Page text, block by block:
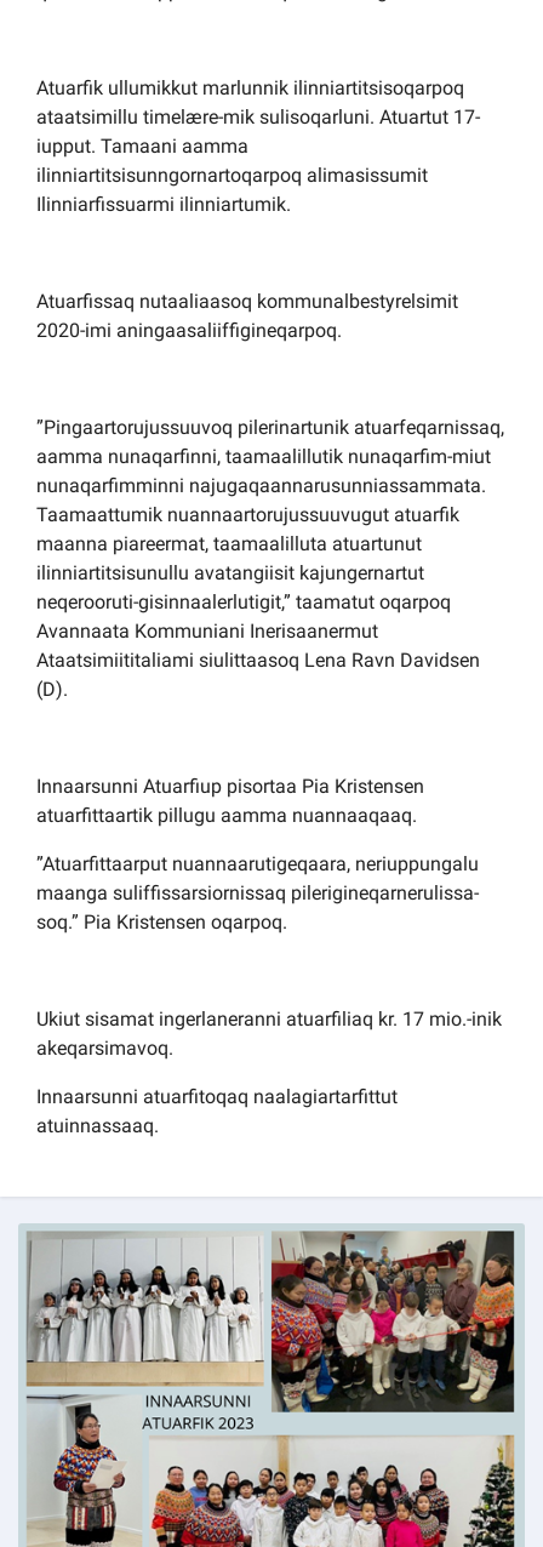
Atuarfik ullumikkut marlunnik ilinniartitsisoqarpoq
ataatsimillu timelære-mik sulisoqarluni. Atuartut 17-
iupput. Tamaani aamma
ilinniartitsisunngornartoqarpoq alimasissumit
Ilinniarfissuarmi ilinniartumik.
Atuarfissaq nutaaliaasoq kommunalbestyrelsimit
2020-imi aningaasaliiffigineqarpoq.
”Pingaartorujussuuvoq pilerinartunik atuarfeqarnissaq,
aamma nunaqarfinni, taamaalillutik nunaqarfim-miut
nunaqarfimminni najugaqaannarusunniassammata.
Taamaattumik nuannaartorujussuuvugut atuarfik
maanna piareermat, taamaalilluta atuartunut
ilinniartitsisunullu avatangiisit kajungernartut
neqerooruti-gisinnaalerlutigit,” taamatut oqarpoq
Avannaata Kommuniani Inerisaanermut
Ataatsimiititaliami siulittaasoq Lena Ravn Davidsen
(D).
Innaarsunni Atuarfiup pisortaa Pia Kristensen
atuarfittaartik pillugu aamma nuannaaqaaq.
”Atuarfittaarput nuannaarutigeqaara, neriuppungalu
maanga suliffissarsiornissaq pilerigineqarnerulissa-
soq.” Pia Kristensen oqarpoq.
Ukiut sisamat ingerlaneranni atuarfiliaq kr. 17 mio.-inik
akeqarsimavoq.
Innaarsunni atuarfitoqaq naalagiartarfittut
atuinnassaaq.